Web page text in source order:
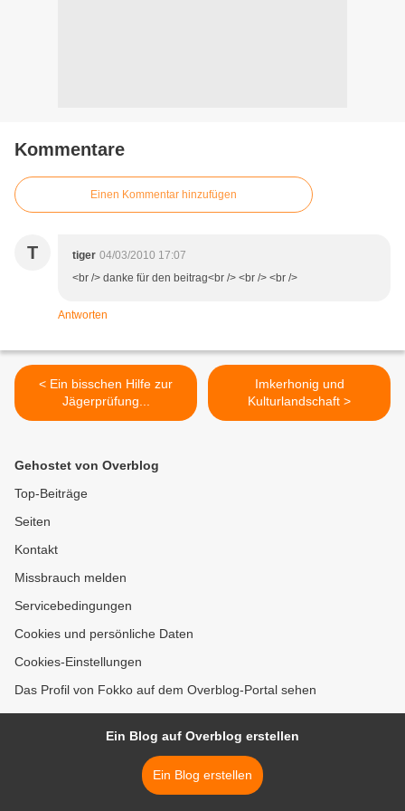
Kommentare
Einen Kommentar hinzufügen
T tiger 04/03/2010 17:07
<br /> danke für den beitrag<br /> <br /> <br />
Antworten
< Ein bisschen Hilfe zur
Jägerprüfung...
Imkerhonig und
Kulturlandschaft >
Gehostet von Overblog
Top-Beiträge
Seiten
Kontakt
Missbrauch melden
Servicebedingungen
Cookies und persönliche Daten
Cookies-Einstellungen
Das Profil von Fokko auf dem Overblog-Portal sehen
Ein Blog auf Overblog erstellen
Ein Blog erstellen